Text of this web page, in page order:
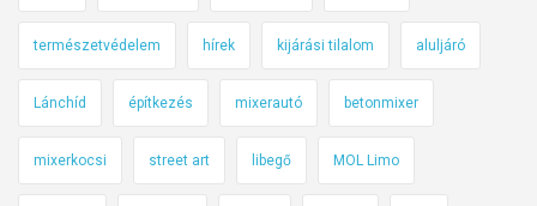
s
i
z
t
a
ó
v
természetvédelem hírek kijárási tilalom aluljáró
Lánchíd építkezés mixerautó betonmixer
mixerkocsi street art libegő MOL Limo